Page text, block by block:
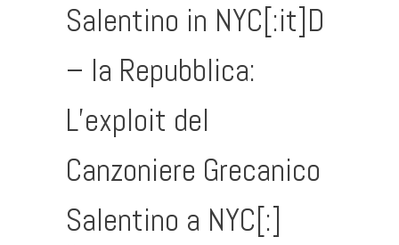
Salentino in NYC[:it]D
– la Repubblica:
L’exploit del
Canzoniere Grecanico
Salentino a NYC[:]